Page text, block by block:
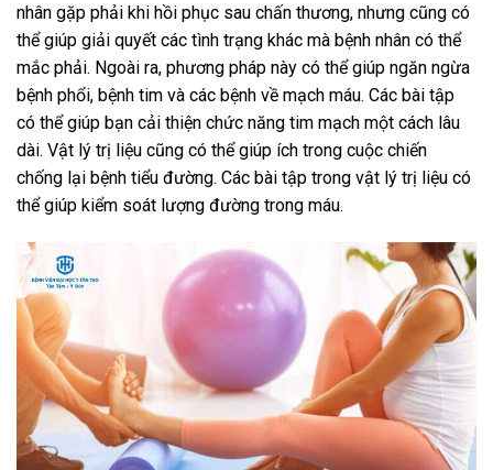
nhân gặp phải khi hồi phục sau chấn thương, nhưng cũng có
thể giúp giải quyết các tình trạng khác mà bệnh nhân có thể
mắc phải. Ngoài ra, phương pháp này có thể giúp ngăn ngừa
bệnh phổi, bệnh tim và các bệnh về mạch máu. Các bài tập
có thể giúp bạn cải thiện chức năng tim mạch một cách lâu
dài. Vật lý trị liệu cũng có thể giúp ích trong cuộc chiến
chống lại bệnh tiểu đường. Các bài tập trong vật lý trị liệu có
thể giúp kiểm soát lượng đường trong máu.